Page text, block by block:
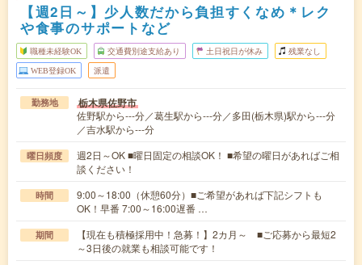
【週2日～】少人数だから負担すくなめ＊レク
や食事のサポートなど
職種未経験OK 交通費別途支給あり 土日祝日が休み 残業なし
WEB登録OK 派遣
勤務地 栃木県佐野市
佐野駅から---分／葛生駅から---分／多田(栃木県)駅から---分
／吉水駅から---分
曜日頻度
週2日～OK ■曜日固定の相談OK！ ■希望の曜日があればご相
談ください！
時間
9:00～18:00（休憩60分）■ご希望があれば下記シフトも
OK！早番 7:00～16:00遅番 …
期間
【現在も積極採用中！急募！】2カ月～ ■ご応募から最短2
～3日後の就業も相談可能です！